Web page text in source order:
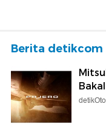
Berita detikcom
detikOto